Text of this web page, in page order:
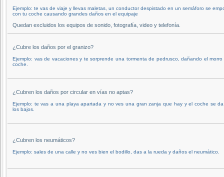
Ejemplo: te vas de viaje y llevas maletas, un conductor despistado en un semáforo se
con tu coche causando grandes daños en el equipaje
Quedan excluidos los equipos de sonido, fotografía, video y telefonía.
¿Cubre los daños por el granizo?
Ejemplo: vas de vacaciones y te sorprende una tormenta de pedrusco, dañando el morro
coche.
¿Cubren los daños por circular en vías no aptas?
Ejemplo: te vas a una playa apartada y no ves una gran zanja que hay y el coche se
los bajos.
¿Cubren los neumáticos?
Ejemplo: sales de una calle y no ves bien el bodillo, das a la rueda y daños el neumático.